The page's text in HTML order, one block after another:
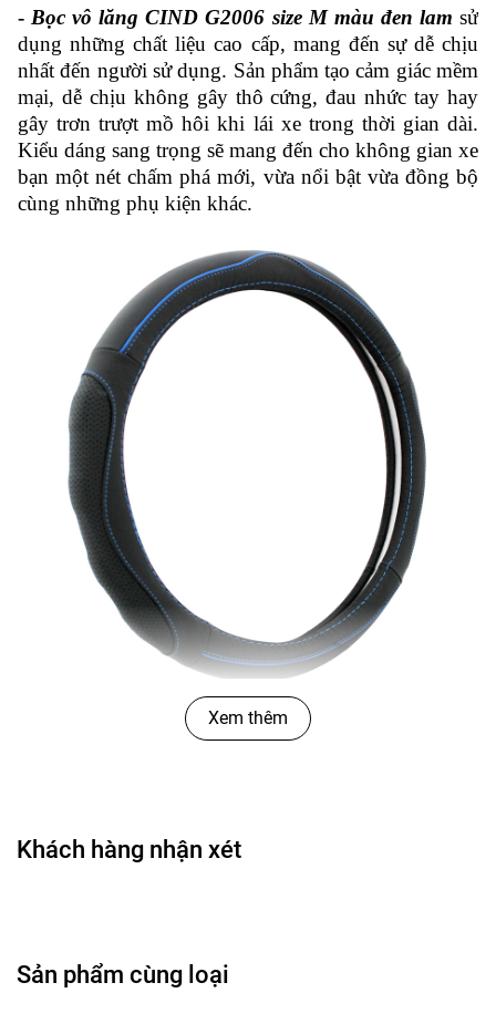
- Bọc vô lăng CIND G2006 size M màu đen lamsử
dụng những chất liệu cao cấp, mang đến sự dễ chịu
nhất đến người sử dụng. Sản phẩm tạo cảm giác mềm
mại, dễ chịu không gây thô cứng, đau nhức tay hay
gây trơn trượt mồ hôi khi lái xe trong thời gian dài.
Kiểu dáng sang trọng sẽ mang đến cho không gian xe
bạn một nét chấm phá mới, vừa nổi bật vừa đồng bộ
cùng những phụ kiện khác.
Xem thêm
Khách hàng nhận xét
Sản phẩm cùng loại